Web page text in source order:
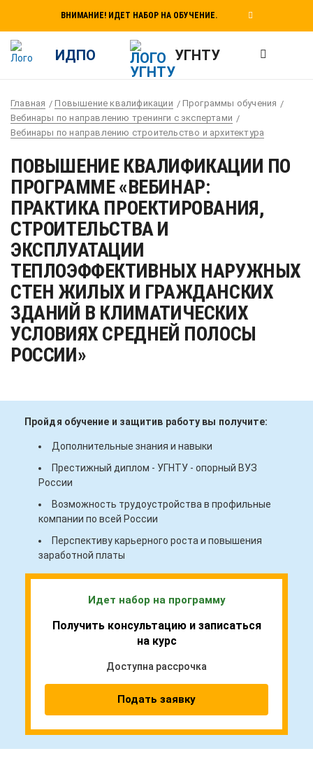
ВНИМАНИЕ! ИДЕТ НАБОР НА ОБУЧЕНИЕ.
ИДПО УГНТУ
Главная Повышение квалификации
Программы обучения
Вебинары по направлению тренинги с экспертами
Вебинары по направлению строительство и архитектура
ПОВЫШЕНИЕ КВАЛИФИКАЦИИ ПО
ПРОГРАММЕ «ВЕБИНАР:
ПРАКТИКА ПРОЕКТИРОВАНИЯ,
СТРОИТЕЛЬСТВА И
ЭКСПЛУАТАЦИИ
ТЕПЛОЭФФЕКТИВНЫХ НАРУЖНЫХ
СТЕН ЖИЛЫХ И ГРАЖДАНСКИХ
ЗДАНИЙ В КЛИМАТИЧЕСКИХ
УСЛОВИЯХ СРЕДНЕЙ ПОЛОСЫ
РОССИИ»
Пройдя обучение и защитив работу вы получите:
Дополнительные знания и навыки
Престижный диплом - УГНТУ - опорный ВУЗ
России
Возможность трудоустройства в профильные
компании по всей России
Перспективу карьерного роста и повышения
заработной платы
Идет набор на программу
Получить консультацию и записаться
на курс
Доступна рассрочка
Подать заявку